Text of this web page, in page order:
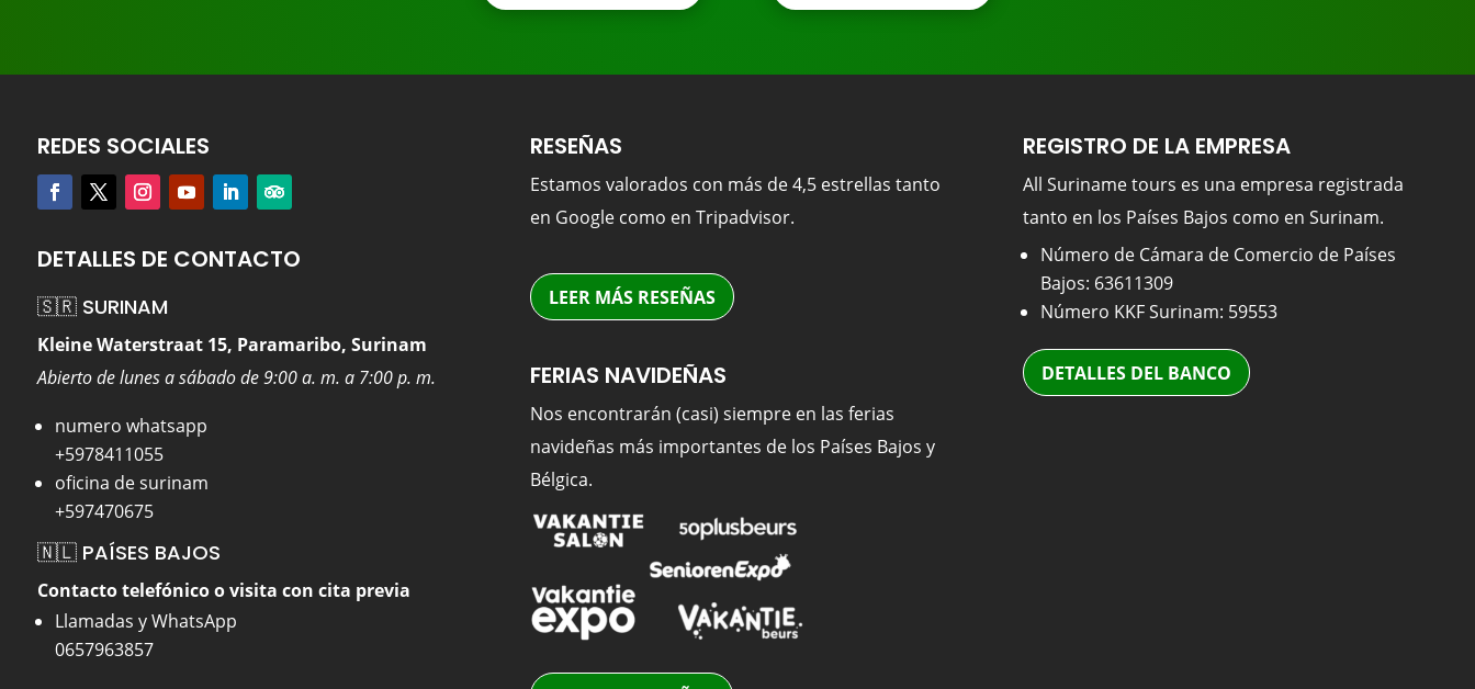
REDES SOCIALES
DETALLES DE CONTACTO
🇸🇷 SURINAM
Kleine Waterstraat 15, Paramaribo, Surinam
Abierto de lunes a sábado de 9:00 a. m. a 7:00 p. m.
numero whatsapp
+5978411055
oficina de surinam
+597470675
🇳🇱 PAÍSES BAJOS
Contacto telefónico o visita con cita previa
Llamadas y WhatsApp
0657963857
RESEÑAS
Estamos valorados con más de 4,5 estrellas tanto
en Google como en Tripadvisor.
LEER MÁS RESEÑAS
FERIAS NAVIDEÑAS
Nos encontrarán (casi) siempre en las ferias
navideñas más importantes de los Países Bajos y
Bélgica.
REGISTRO DE LA EMPRESA
All Suriname tours es una empresa registrada
tanto en los Países Bajos como en Surinam.
Número de Cámara de Comercio de Países
Bajos: 63611309
Número KKF Surinam: 59553
DETALLES DEL BANCO